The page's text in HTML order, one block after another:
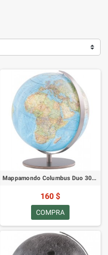
Mappamondo Columbus Duo 30cm
160 $
COMPRA